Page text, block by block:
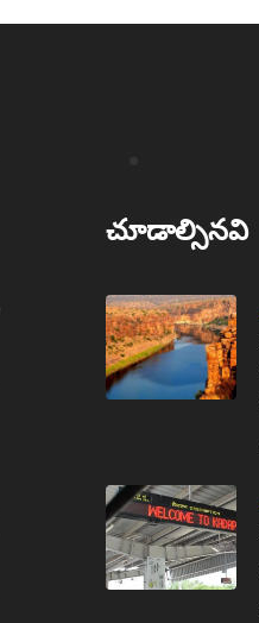
చూడాల్సినవి